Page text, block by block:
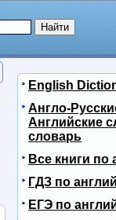
English
Англо-
Английские
словарь
Все книги по
ГДЗ по
ЕГЭ по